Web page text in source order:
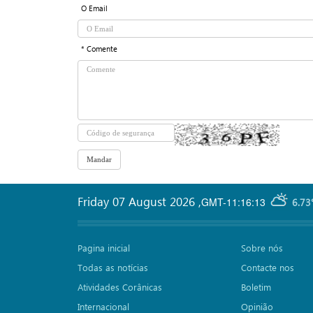
O Email
* Comente
GMT-11:16:13
Friday 07 August 2026 ,
Pagina inicial
Todas as notícias
Atividades Corânicas
Internacional
Sobre nós
Contacte nos
Boletim
Opinião